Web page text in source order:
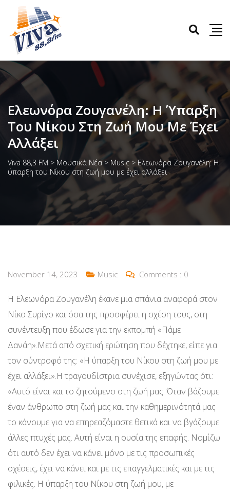
Ελεωνόρα Ζουγανέλη: Η Ύπαρξη
Του Νίκου Στη Ζωή Μου Με Έχει
Αλλάξει
Viva 88,3 FM > Μουσικά Νέα > Music > Ελεωνόρα Ζουγανέλη: Η
ύπαρξη του Νίκου στη ζωή μου με έχει αλλάξει
November 14, 2023 Music Comments : 0
Η Ελεωνόρα Ζουγανέλη έκανε μια σπάνια αναφορά στον
Νίκο Συρίγο και όσα της προσφέρει η σχέση τους, στη
συνέντευξη που έδωσε για την εκπομπή «Πάμε
Δανάη».Μετά από σχετική ερώτηση που δέχτηκε, είπε για
τον σύντροφό της: «Η ύπαρξη του Νίκου στη ζωή μου με
έχει αλλάξει».Η τραγουδίστρια συνέχισε, εξηγώντας ότι:
«Αυτό είναι και το ζητούμενο στη ζωή μας. Όταν βάζουμε
έναν άνθρωπο στη ζωή μας και την καθημερινότητά μας
το κάνουμε για να επηρεαζόμαστε θετικά και να βγάζουμε
άλλες πτυχές μας. Αυτή είναι η ουσία της επαφής. Νομίζω
ότι αυτό δεν έχει να κάνει μόνο με τις προσωπικές
σχέσεις, έχει να κάνει και με τις επαγγελματικές και με τις
φιλικές. Η ύπαρξη του Νίκου στη ζωή μου, με